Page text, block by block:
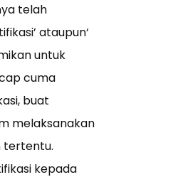
telah
ataupun‘
untuk
cuma
buat
melaksanakan
tertentu.
kepada